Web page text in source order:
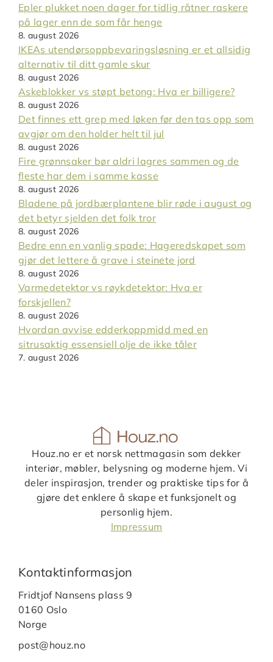
Epler plukket noen dager for tidlig råtner raskere
på lager enn de som får henge
8. august 2026
IKEAs utendørsoppbevaringsløsning er et allsidig
alternativ til ditt gamle skur
8. august 2026
Askeblokker vs støpt betong: Hva er billigere?
8. august 2026
Det finnes ett grep med løken før den tas opp som
avgjør om den holder helt til jul
8. august 2026
Fire grønnsaker bør aldri lagres sammen og de
fleste har dem i samme kasse
8. august 2026
Bladene på jordbærplantene blir røde i august og
det betyr sjelden det folk tror
8. august 2026
Bedre enn en vanlig spade: Hageredskapet som
gjør det lettere å grave i steinete jord
8. august 2026
Varmedetektor vs røykdetektor: Hva er
forskjellen?
8. august 2026
Hvordan avvise edderkoppmidd med en
sitrusaktig essensiell olje de ikke tåler
7. august 2026
Houz.no er et norsk nettmagasin som dekker
interiør, møbler, belysning og moderne hjem. Vi
deler inspirasjon, trender og praktiske tips for å
gjøre det enklere å skape et funksjonelt og
personlig hjem.
Impressum
Kontaktinformasjon
Fridtjof Nansens plass 9
0160 Oslo
Norge
post@houz.no